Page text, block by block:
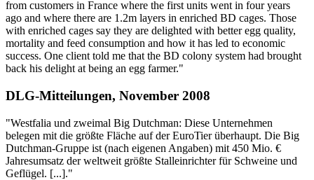
from customers in France where the first units went in four years
ago and where there are 1.2m layers in enriched BD cages. Those
with enriched cages say they are delighted with better egg quality,
mortality and feed consumption and how it has led to economic
success. One client told me that the BD colony system had brought
back his delight at being an egg farmer."
DLG-Mitteilungen, November 2008
"Westfalia und zweimal Big Dutchman: Diese Unternehmen
belegen mit die größte Fläche auf der EuroTier überhaupt. Die Big
Dutchman-Gruppe ist (nach eigenen Angaben) mit 450 Mio. €
Jahresumsatz der weltweit größte Stalleinrichter für Schweine und
Geflügel. [...]."